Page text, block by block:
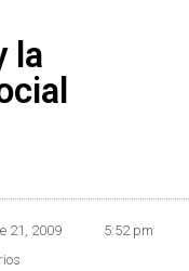
la
21, 2009
5:52 pm